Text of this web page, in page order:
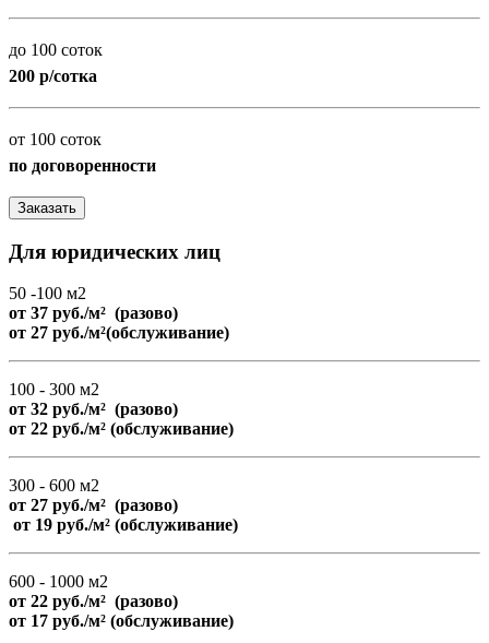
до 100 соток
200 р/сотка
от 100 соток
по договоренности
Заказать
Для юридических лиц
50 -100 м2
от 37 руб./м² (разово)
от 27 руб./м²(обслуживание)
100 - 300 м2
от 32 руб./м² (разово)
от 22 руб./м² (обслуживание)
300 - 600 м2
от 27 руб./м² (разово)
от 19 руб./м² (обслуживание)
600 - 1000 м2
от 22 руб./м² (разово)
от 17 руб./м² (обслуживание)